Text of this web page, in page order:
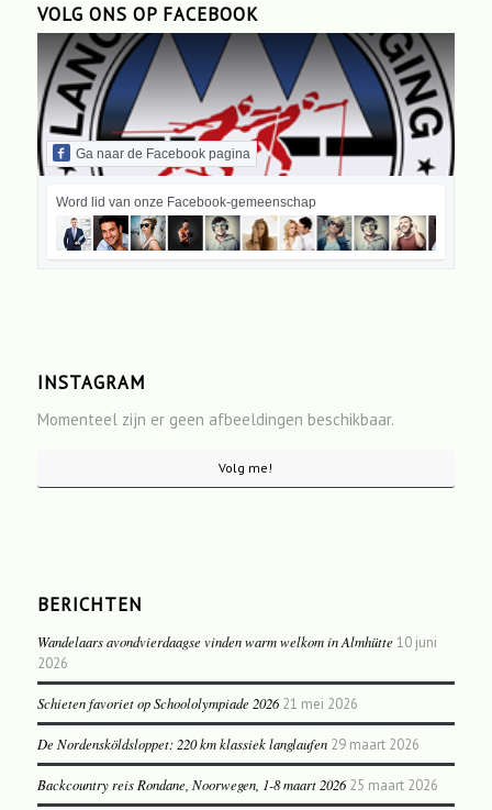
VOLG ONS OP FACEBOOK
Ga naar de Facebook pagina
Word lid van onze Facebook-gemeenschap
INSTAGRAM
Momenteel zijn er geen afbeeldingen beschikbaar.
Volg me!
BERICHTEN
Wandelaars avondvierdaagse vinden warm welkom in Almhütte 10 juni
2026
Schieten favoriet op Schoololympiade 2026 21 mei 2026
De Nordensköldsloppet: 220 km klassiek langlaufen 29 maart 2026
Backcountry reis Rondane, Noorwegen, 1-8 maart 2026 25 maart 2026